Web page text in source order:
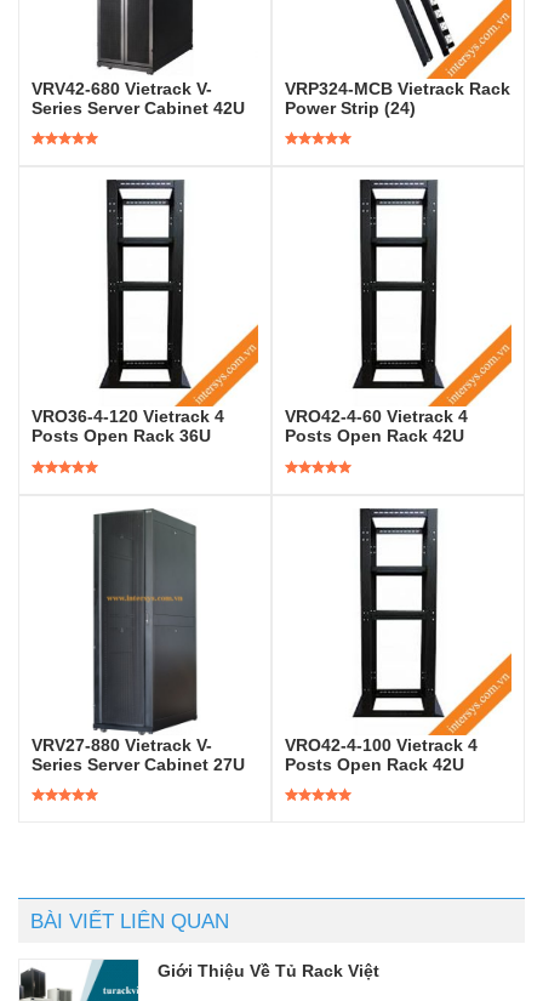
VRV42-680 Vietrack V-
Series Server Cabinet 42U
5
VRP324-MCB Vietrack Rack
Power Strip (24)
5
VRO36-4-120 Vietrack 4
Posts Open Rack 36U
5
VRO42-4-60 Vietrack 4
Posts Open Rack 42U
5
VRV27-880 Vietrack V-
Series Server Cabinet 27U
VRO42-4-100 Vietrack 4
Posts Open Rack 42U
BÀI VIẾT LIÊN QUAN
Giới Thiệu Về Tủ Rack Việt